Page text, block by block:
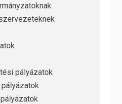
pályázatok